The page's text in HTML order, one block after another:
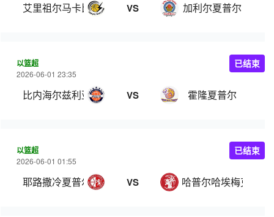
艾里祖尔马卡比 VS 加利尔夏普尔
以篮超
2026-06-01 23:35
比内海尔兹利亚 VS 霍隆夏普尔
已结束
以篮超
2026-06-01 01:55
耶路撒冷夏普尔 VS 哈普尔哈埃梅克
已结束